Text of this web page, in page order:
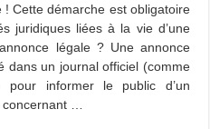
Cette démarche est obligatoire
juridiques liées à la vie d’une
légale ? Une annonce
dans un journal officiel (comme
pour informer le public d’un
…